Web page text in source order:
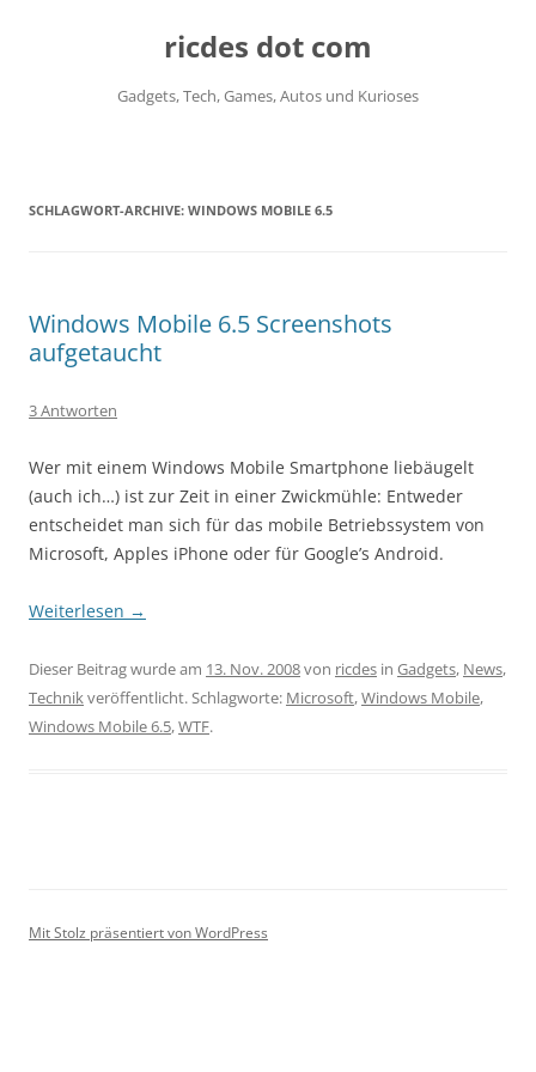
ricdes dot com
Gadgets, Tech, Games, Autos und Kurioses
SCHLAGWORT-ARCHIVE: WINDOWS MOBILE 6.5
Windows Mobile 6.5 Screenshots
aufgetaucht
3 Antworten
Wer mit einem Windows Mobile Smartphone liebäugelt
(auch ich…) ist zur Zeit in einer Zwickmühle: Entweder
entscheidet man sich für das mobile Betriebssystem von
Microsoft, Apples iPhone oder für Google’s Android.
Weiterlesen →
Dieser Beitrag wurde am 13. Nov. 2008von ricdes in Gadgets, News,
Technikveröffentlicht. Schlagworte: Microsoft,Windows Mobile,
Windows Mobile 6.5,WTF.
Mit Stolz präsentiert von WordPress